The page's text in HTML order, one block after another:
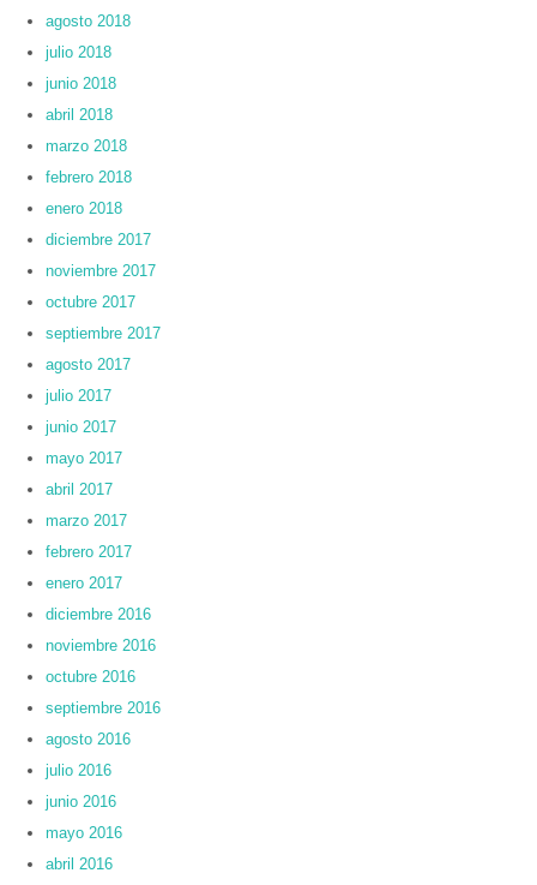
agosto 2018
julio 2018
junio 2018
abril 2018
marzo 2018
febrero 2018
enero 2018
diciembre 2017
noviembre 2017
octubre 2017
septiembre 2017
agosto 2017
julio 2017
junio 2017
mayo 2017
abril 2017
marzo 2017
febrero 2017
enero 2017
diciembre 2016
noviembre 2016
octubre 2016
septiembre 2016
agosto 2016
julio 2016
junio 2016
mayo 2016
abril 2016